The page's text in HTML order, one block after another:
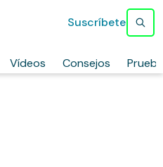
Vídeos Consejos
Suscríbete